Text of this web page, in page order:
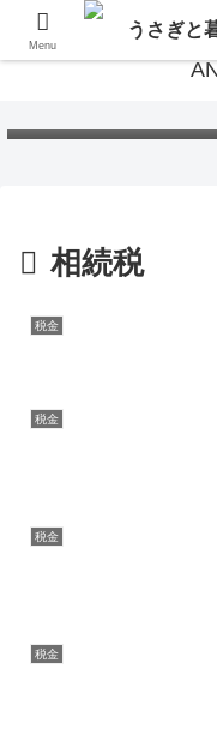
相続税
税金
税金
税金
税金
Menu